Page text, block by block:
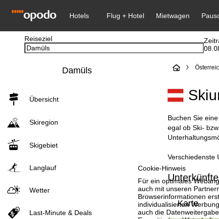
Cookie-Hinweis
Für ein optimales
auch mit unseren
Browserinformationen
individualisierten
auch die
Reiseziel
Damüls
Übersicht
Skiregion
Skigebiet
Langlauf
Wetter
Last-Minute & Deals
S
t
r
s
e
i
Buchen Sie
egal ob Ski-
Verschiedenste
Karte